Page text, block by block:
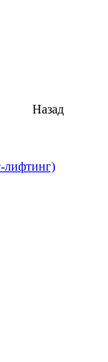
Назад
лифтинг)